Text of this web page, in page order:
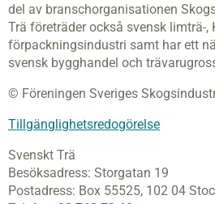
del av branschorganisationen
Trä företräder också svensk limträ-,
förpackningsindustri samt har ett
svensk bygghandel och
© Föreningen Sveriges
Tillgänglighetsredogörelse
Svenskt Trä
Besöksadress: Storgatan 19
Postadress: Box 55525, 102 04